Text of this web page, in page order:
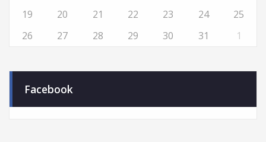
19
20 21 22 23 24
25
26
27 28 29 30 31 1
Facebook